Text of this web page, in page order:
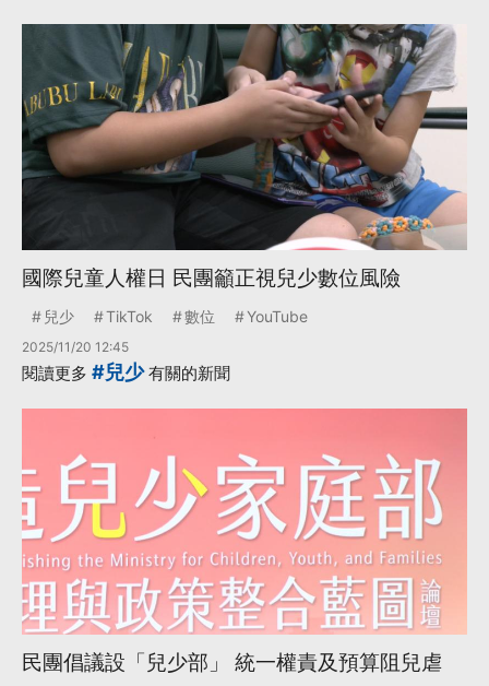
國際兒童人權日 民團籲正視兒少數位風險
兒少 TikTok 數位 YouTube
2025/11/20 12:45
閱讀更多 #兒少有關的新聞
民團倡議設「兒少部」 統一權責及預算阻兒虐